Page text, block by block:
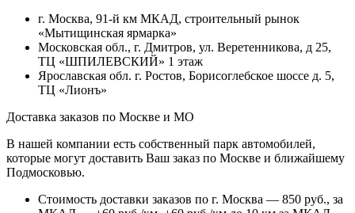
г. Москва, 91-й км МКАД, строительный рынок
«Мытищинская ярмарка»
Московская обл., г. Дмитров, ул. Веретенникова, д 25,
ТЦ «ШПИЛЕВСКИЙ» 1 этаж
Ярославская обл. г. Ростов, Борисоглебское шоссе д. 5,
ТЦ «Лионъ»
Доставка заказов по Москве и МО
В нашей компании есть собственный парк автомобилей,
которые могут доставить Ваш заказ по Москве и ближайшему
Подмосковью.
Стоимость доставки заказов по г. Москва — 850 руб., за